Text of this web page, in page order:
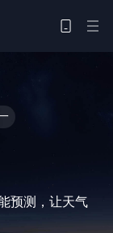
预测，让天气